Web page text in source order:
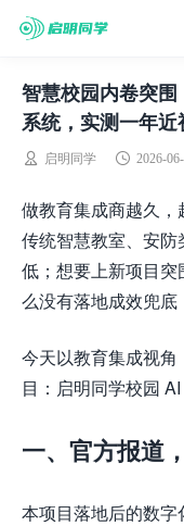
智慧校园内卷突
系统，实测一年近
启明同学 2026-
做教育集成商越久，
传统智慧教室、安
低；想要上新项目
么没有落地成效兜底
今天以教育集成视
目：启明同学校园 AI
一、官方报道
本项目落地后的数